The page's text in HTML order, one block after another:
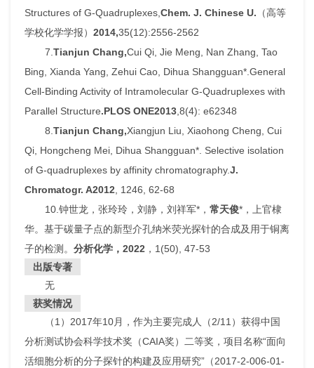
Structures of G-Quadruplexes, Chem. J. Chinese U. （高等
学校化学学报） 2014,35(12):2556-2562
7. Tianjun Chang,Cui Qi, Jie Meng, Nan Zhang, Tao
Bing, Xianda Yang, Zehui Cao, Dihua Shangguan*.General
Cell-Binding Activity of Intramolecular G-Quadruplexes with
Parallel Structure.PLOS ONE2013 ,8(4): e62348
8. Tianjun Chang,Xiangjun Liu, Xiaohong Cheng, Cui
Qi, Hongcheng Mei, Dihua Shangguan*. Selective isolation
of G-quadruplexes by affinity chromatography.J.
Chromatogr. A2012 , 1246, 62-68
10.钟世龙，张玲玲，刘静，刘祥军*， 常天俊*，上官棣
华。基于碳量子点的新型介孔纳米荧光探针的合成及用于铜离
子的检测。 分析化学 ，2022 ，1(50), 47-53
出版专著
无
获奖情况
（1）2017年10月，作为主要完成人（2/11）获得中国
分析测试协会科学技术奖（CAIA奖）二等奖，项目名称“面向
活细胞分析的分子探针的构建及应用研究”（2017-2-006-01-